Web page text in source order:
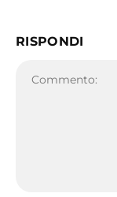
RISPONDI